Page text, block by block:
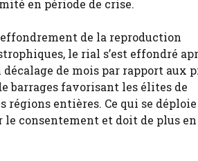
en période de crise.
de la reproduction
le rial s’est effondré
décalage de mois par rapport aux
barrages favorisant les élites de
régions entières. Ce qui se
le consentement et doit de plus